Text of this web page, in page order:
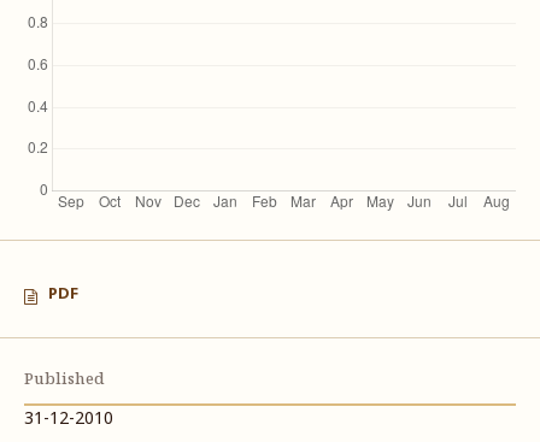
PDF
Published
31-12-2010